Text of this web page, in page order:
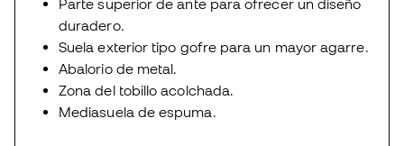
duradero.
Suela exterior tipo gofre para un mayor agarre.
Abalorio de metal.
Zona del tobillo acolchada.
Mediasuela de espuma.